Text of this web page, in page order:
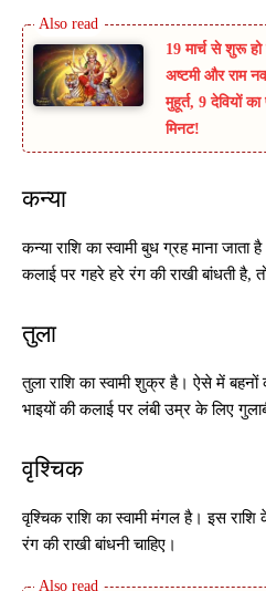
19 मार्च से शुरू
अष्टमी और राम
मुहूर्त, 9 देवियों
मिनट!
कन्या
कन्या राशि का स्वामी बुध ग्रह माना
कलाई पर गहरे हरे रंग की राखी बांधती है,
तुला
तुला राशि का स्वामी शुक्र है। ऐसे में
भाइयों की कलाई पर लंबी उम्र के लिए
वृश्चिक
वृश्चिक राशि का स्वामी मंगल है। इस
रंग की राखी बांधनी चाहिए।